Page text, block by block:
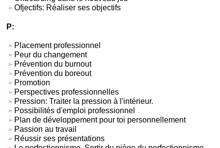
Ofjectifs: Réaliser ses objectifs
P:
Placement professionnel
Peur du changement
Prévention du burnout
Prévention du boreout
Promotion
Perspectives professionnelles
Pression: Traiter la pression à l'intérieur.
Possibilités d'emploi professionnel
Plan de développement pour toi personnellement
Passion au travail
Réussir ses présentations